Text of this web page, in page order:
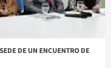
DE UN ENCUENTRO DE